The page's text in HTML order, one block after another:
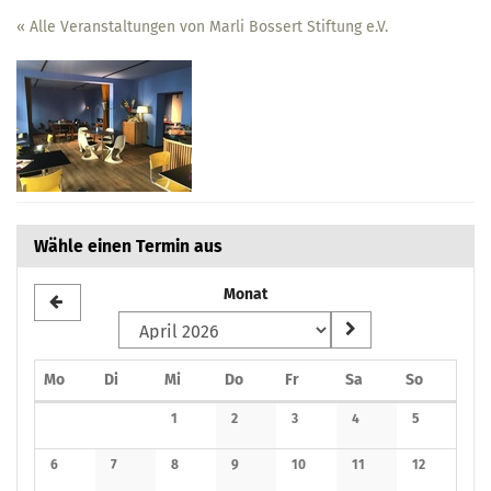
Zum
Inhalt
springen
« Alle Veranstaltungen von Marli Bossert Stiftung e.V.
Wähle einen Termin aus
Monat
MoMontag
DiDienstag
MiMittwoch
DoDonnerstag
FrFreitagSa Samstag
SoSonntag
1
Keine Veranstaltungen
2
Keine Veranstaltungen
3
Keine Veranstaltungen
4
Keine
5
Keine
6 7 8 9 10 11 12